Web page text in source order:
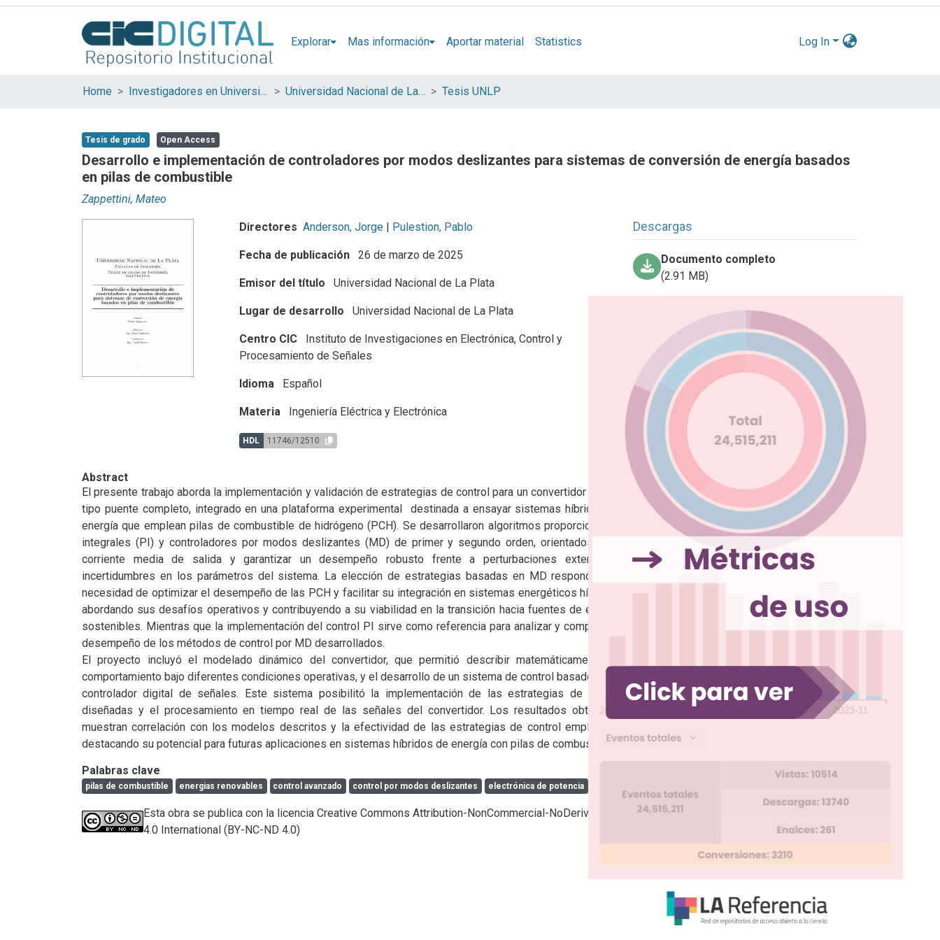
Explorar Mas información Aportar material Statistics Log In
Home Investigadores en Universidades Nacionales de la provincia de Buenos Aires Universidad Nacional de La Plata (UNLP) Tesis UNLP
Tesis de grado Open Access
Desarrollo e implementación de controladores por modos deslizantes para sistemas de conversión de energía basados
en pilas de combustible
Zappettini, Mateo
Directores Anderson, Jorge | Pulestion, Pablo
Fecha de publicación 26 de marzo de 2025
Emisor del título Universidad Nacional de La Plata
Lugar de desarrollo Universidad Nacional de La Plata
Centro CIC
Instituto de Investigaciones en Electrónica, Control y
Procesamiento de Señales
Idioma Español
Materia Ingeniería Eléctrica y Electrónica
HDL 11746/12510
Descargas
Documento completo
(2.91 MB)
Abstract
El presente trabajo aborda la implementación y validación de estrategias de control para un convertidor CC/CC
tipo puente completo, integrado en una plataforma experimental  destinada a ensayar sistemas híbridos de
energía que emplean pilas de combustible de hidrógeno (PCH). Se desarrollaron algoritmos proporcionales-
integrales (PI) y controladores por modos deslizantes (MD) de primer y segundo orden, orientados a  la
corriente media de salida y garantizar un desempeño robusto frente a perturbaciones externas e
incertidumbres en los parámetros del sistema. La elección de estrategias basadas en MD responde a la
necesidad de optimizar el desempeño de las PCH y facilitar su integración en sistemas energéticos híbridos,
abordando sus desafíos operativos y contribuyendo a su viabilidad en la transición hacia fuentes de energía
sostenibles. Mientras que la implementación del control PI sirve como referencia para analizar y comparar el
desempeño de los métodos de control por MD desarrollados.
El proyecto incluyó el modelado dinámico del convertidor, que permitió describir matemáticamente su
comportamiento bajo diferentes condiciones operativas, y el desarrollo de un sistema de control basado en un
controlador digital de señales. Este sistema posibilitó la implementación de las estrategias de control
diseñadas y el procesamiento en tiempo real de las señales del convertidor. Los resultados obtenidos
muestran correlación con los modelos descritos y la efectividad de las estrategias de control empleadas,
destacando su potencial para futuras aplicaciones en sistemas híbridos de energía con pilas de combustible.
Palabras clave
pilas de combustible energias renovables control avanzado control por modos deslizantes electrónica de potencia
Esta obra se publica con la licencia Creative Commons Attribution-NonCommercial-NoDerivatives
4.0 International (BY-NC-ND 4.0)